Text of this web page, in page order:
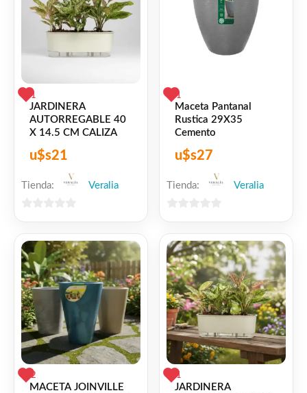
1
JARDINERA
AUTORREGABLE 40
X 14.5 CM CALIZA
u$s21
Tienda: Veralia
5
1
Maceta Pantanal
Rustica 29X35
Cemento
u$s27
Tienda: Veralia
5
2
MACETA JOINVILLE
1
JARDINERA